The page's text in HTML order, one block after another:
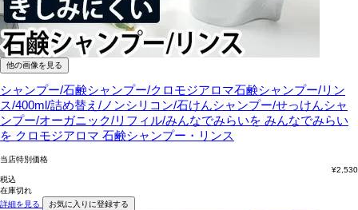
他の画像を見る
シャンプー/石鹸シャンプー/クロモジアロマ石鹸シャンプー/リン
ス/400ml/詰め替え/ノンシリコン/石けんシャンプー/せっけんシャ
ンプー/オーガニック/リフィル/みんなでみらいを みんなでみらい
を クロモジアロマ 石鹸シャンプー・リンス
当店特別価格
¥2,530
税込
在庫切れ
詳細を見る
お気に入りに登録する